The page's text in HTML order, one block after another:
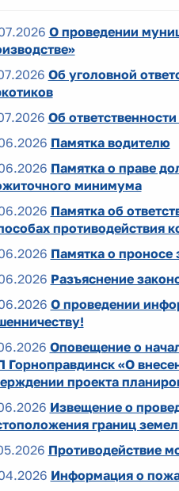
О проведении
Об уголовной
Об
Памятка водителю
Памятка о праве
минимума
Памятка об
противодействия
Памятка о проносе
Разъяснение
О проведении
Оповещение о
Горноправдинск «О
проекта
Извещение о
границ
Противодействие
Информация о